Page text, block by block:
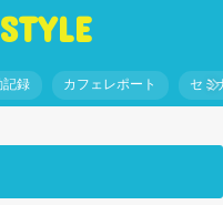
記録 カフェレポート セミ